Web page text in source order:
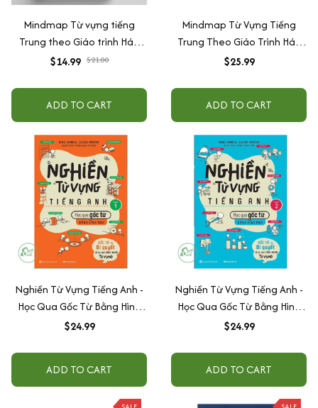
Mindmap Từ vựng tiếng
Trung theo Giáo trình Hán
Ngữ
$14.99 $21.00
ADD TO CART
Mindmap Từ Vựng Tiếng
Trung Theo Giáo Trình Hán
Ngữ
$25.99
ADD TO CART
Nghiền Từ Vựng Tiếng Anh -
Học Qua Gốc Từ Bằng Hình
Ảnh - Gốc Từ Là Bí Quyết Để
- Quyển 1
$24.99
ADD TO CART
Nghiền Từ Vựng Tiếng Anh -
Học Qua Gốc Từ Bằng Hình
Ảnh - Gốc Từ Là Bí Quyết Để
- Quyển 2
$24.99
ADD TO CART